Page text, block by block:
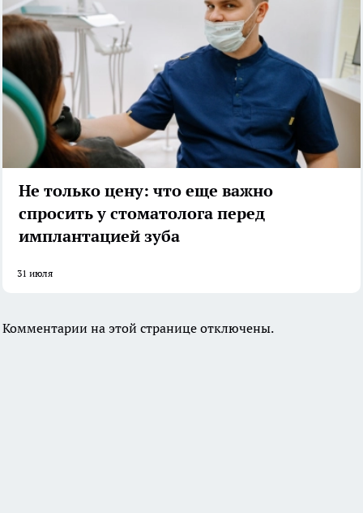
Не только цену: что еще важно
спросить у стоматолога перед
имплантацией зуба
31 июля
Комментарии на этой странице отключены.